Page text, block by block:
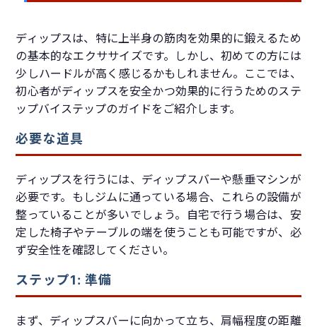
ディップスは、特に上半身の筋肉を効果的に鍛えるため
の基本的なエクササイズです。しかし、初めての方には
少しハードルが高く感じるかもしれません。ここでは、
初心者がディップスを安全かつ効果的に行うためのステ
ップバイステップのガイドをご紹介します。
必要な道具
ディップスを行うには、ディップスバーや懸垂マシンが
必要です。もしジムに通っている場合、これらの設備が
整っていることが多いでしょう。自宅で行う場合は、安
定した椅子やテーブルの端を使うことも可能ですが、必
ず安全性を確認してください。
ステップ1: 準備
まず、ディップスバーに向かって立ち、肩幅程度の距離